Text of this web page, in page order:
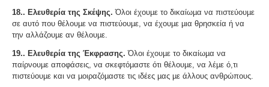
18.. Ελευθερία της Σκέψης.Όλοι έχουµε το δικαίωµα να πιστεύουµε
σε αυτό που θέλουµε να πιστεύουµε, να έχουµε µια θρησκεία ή να
την αλλάζουµε αν θέλουµε.
19.. Ελευθερία της Έκφρασης.Όλοι έχουµε το δικαίωµα να
παίρνουµε αποφάσεις, να σκεφτόµαστε ότι θέλουµε, να λέµε ό,τι
πιστεύουµε και να µοιραζόµαστε τις ιδέες µας µε άλλους ανθρώπους.